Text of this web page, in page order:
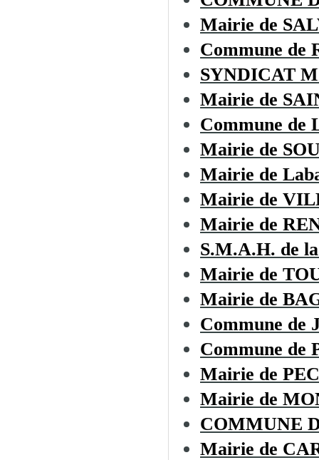
Mairie de
Commune de
SYNDICAT
Mairie de
Commune de
Mairie de
Mairie de
Mairie de
Mairie de
S.M.A.H. de
Mairie de
Mairie de
Commune de
Commune de
Mairie de
Mairie de
COMMUNE
Mairie de